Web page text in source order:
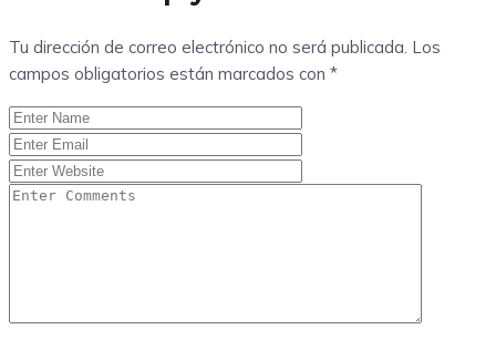
Tu dirección de correo electrónico no será publicada. Los
campos obligatorios están marcados con *